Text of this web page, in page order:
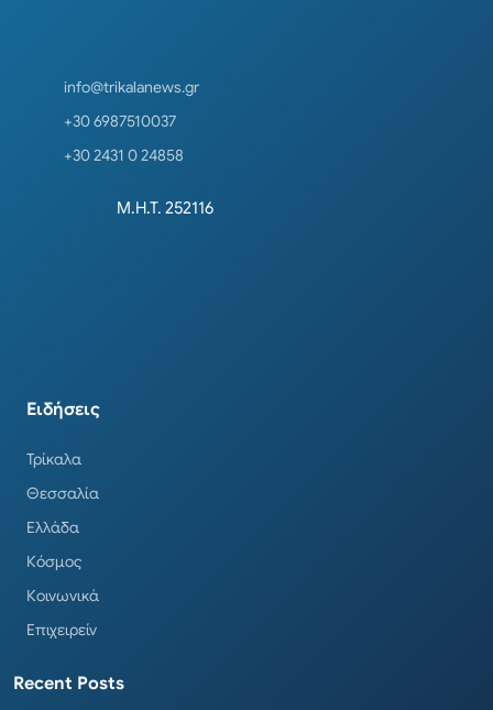
info@trikalanews.gr
+30 6987510037
+30 2431 0 24858
Μ.Η.Τ. 252116
Ειδήσεις
Τρίκαλα
Θεσσαλία
Ελλάδα
Κόσμος
Κοινωνικά
Επιχειρείν
Recent Posts